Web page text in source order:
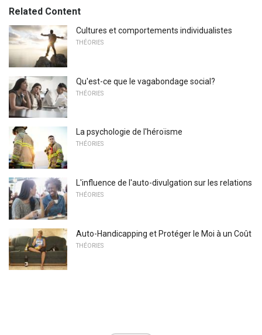
Related Content
Cultures et comportements individualistes
THÉORIES
Qu'est-ce que le vagabondage social?
THÉORIES
La psychologie de l'héroïsme
THÉORIES
L'influence de l'auto-divulgation sur les relations
THÉORIES
Auto-Handicapping et Protéger le Moi à un Coût
THÉORIES